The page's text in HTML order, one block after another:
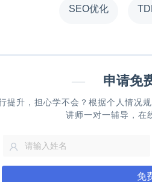
SEO优化
— 申请免
提升，担心学不会？根据个人情况
讲师一对一辅导，在
免